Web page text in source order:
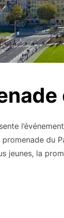
du
jeunes, la